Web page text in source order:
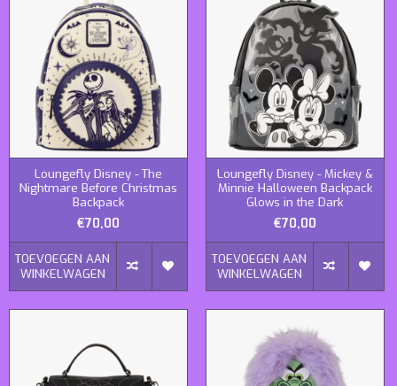
Loungefly Disney - The
Nightmare Before Christmas
Backpack
€70,00
TOEVOEGEN AAN
WINKELWAGEN
Loungefly Disney - Mickey &
Minnie Halloween Backpack
Glows in the Dark
€70,00
TOEVOEGEN AAN
WINKELWAGEN